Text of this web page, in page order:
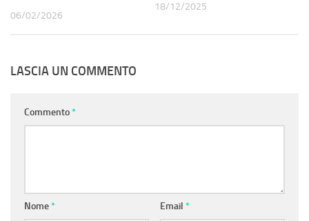
06/02/2026
18/12/2025
LASCIA UN COMMENTO
Commento*
Nome* Email *